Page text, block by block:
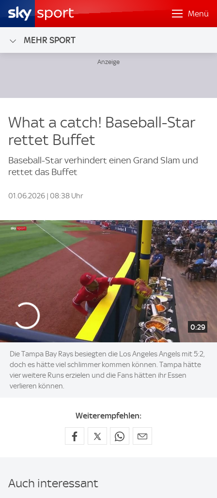
Menü
MEHR SPORT
What a catch! Baseball-Star
rettet Buffet
Baseball-Star verhindert einen Grand Slam und
rettet das Buffet
01.06.2026 | 08:38 Uhr
0:29
Die Tampa Bay Rays besiegten die Los Angeles Angels mit 5:2,
doch es hätte viel schlimmer kommen können. Tampa hätte
vier weitere Runs erzielen und die Fans hätten ihr Essen
verlieren können.
Weiterempfehlen:
Auch interessant